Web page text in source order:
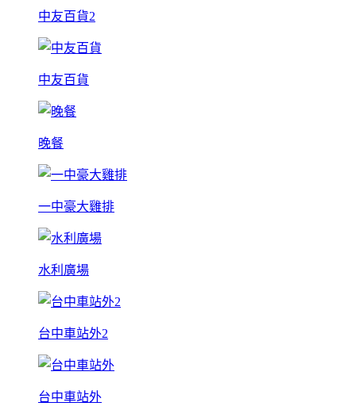
中友百貨2
中友百貨
晚餐
一中豪大雞排
水利廣場
台中車站外2
台中車站外